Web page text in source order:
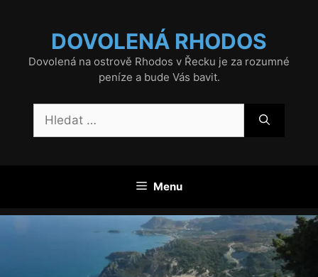
DOVOLENÁ RHODOS
Dovolená na ostrově Rhodos v Řecku je za rozumné
peníze a bude Vás bavit.
Menu